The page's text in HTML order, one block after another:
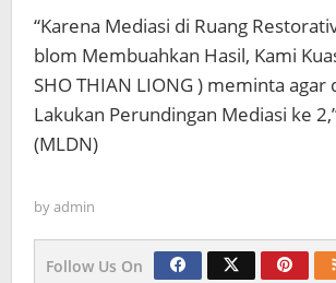
“Karena Mediasi di Ruang
blom Membuahkan Hasil, Kami
SHO THIAN LIONG ) meminta agar
Lakukan Perundingan Mediasi ke
(MLDN)
byadmin
Follow Us On